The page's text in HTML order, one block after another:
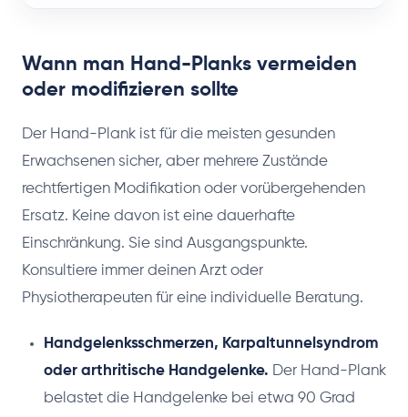
Wann man Hand-Planks vermeiden
oder modifizieren sollte
Der Hand-Plank ist für die meisten gesunden
Erwachsenen sicher, aber mehrere Zustände
rechtfertigen Modifikation oder vorübergehenden
Ersatz. Keine davon ist eine dauerhafte
Einschränkung. Sie sind Ausgangspunkte.
Konsultiere immer deinen Arzt oder
Physiotherapeuten für eine individuelle Beratung.
Handgelenksschmerzen, Karpaltunnelsyndrom
oder arthritische Handgelenke. Der Hand-Plank
belastet die Handgelenke bei etwa 90 Grad